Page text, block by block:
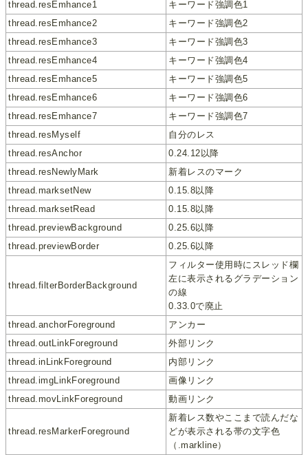
thread.resEmhance1
キーワード強調色1
thread.resEmhance2
キーワード強調色2
thread.resEmhance3
キーワード強調色3
thread.resEmhance4
キーワード強調色4
thread.resEmhance5
キーワード強調色5
thread.resEmhance6
キーワード強調色6
thread.resEmhance7
キーワード強調色7
thread.resMyself
自分のレス
thread.resAnchor
0.24.12以降
thread.resNewlyMark
新着レスのマーク
thread.marksetNew
0.15.8以降
thread.marksetRead
0.15.8以降
thread.previewBackground
0.25.6以降
thread.previewBorder
0.25.6以降
thread.filterBorderBackground
フィルター使用時にスレッド欄
左に表示されるグラデーション
の線
0.33.0で廃止
thread.anchorForeground
アンカー
thread.outLinkForeground
外部リンク
thread.inLinkForeground
内部リンク
thread.imgLinkForeground
画像リンク
thread.movLinkForeground
動画リンク
thread.resMarkerForeground
新着レス数やここまで読んだな
どが表示される帯の文字色
（.markline）